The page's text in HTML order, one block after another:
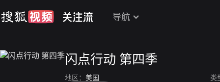
导航
闪点行动 第四季
地区： 美国
类